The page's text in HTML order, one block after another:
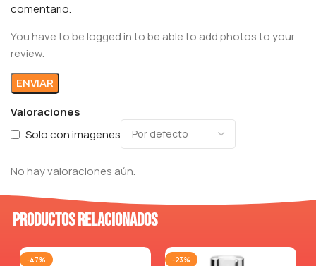
Valoraciones
Solo con imagenes
No hay valoraciones aún.
comentario.
You have to be logged in to be able to add photos to your
review.
Productos relacionados
-47% -23%